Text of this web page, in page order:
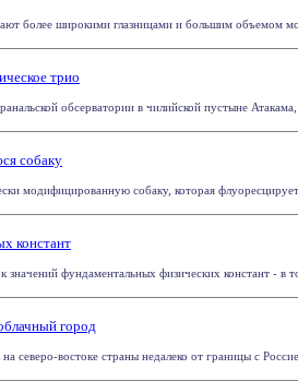
более широкими глазницами и большим объемом
трио
обсерватории в чилийской пустыне
собаку
модифицированную собаку, которая
констант
значений фундаментальных физических констант -
город
северо-востоке страны недалеко от границы с